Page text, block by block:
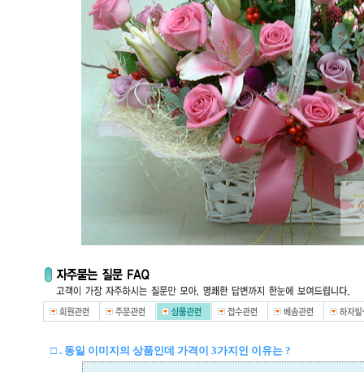
□ . 동일 이미지의 상품인데 가격이 3가지인 이유는 ?